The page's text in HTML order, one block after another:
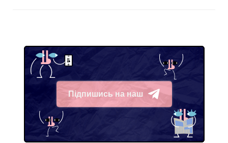
Підпишись на наш
Telegram